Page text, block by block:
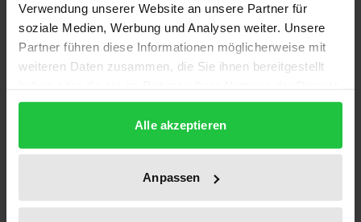
Verwendung unserer Website an unsere Partner für
soziale Medien, Werbung und Analysen weiter. Unsere
Partner führen diese Informationen möglicherweise mit
weiteren Daten zusammen, die Sie ihnen bereitgestellt
gesammelt haben.
Alle akzeptieren
Anpassen
Spanien, Portugal und Italien zur Reihe derer, die ihr
Militärpersonal nunmehr aus Freiwilligen
rekrutieren. In weiteren Staaten ist die Aufhebung
der Wehrpflicht Gegenstand öffentlicher Diskussion.
Es scheint, als sei die Zeit der Massenheere in
Westeuropa vorbei, als ginge eine über 200-jährige
Militärepoche ihrem Ende entgegen.
Im ersten Teil des Bandes wird eine begriffliche